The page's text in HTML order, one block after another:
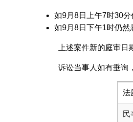
如9月8日上午7时30
如9月8日下午1时仍然
上述案件新的庭审日
诉讼当事人如有垂询
法
民